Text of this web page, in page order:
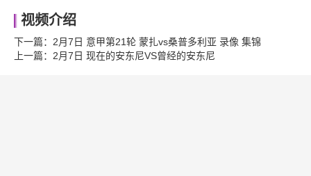
视频介绍
下一篇： 2月7日 意甲第21轮 蒙扎vs桑普多利亚 录像 集锦
上一篇： 2月7日 现在的安东尼VS曾经的安东尼